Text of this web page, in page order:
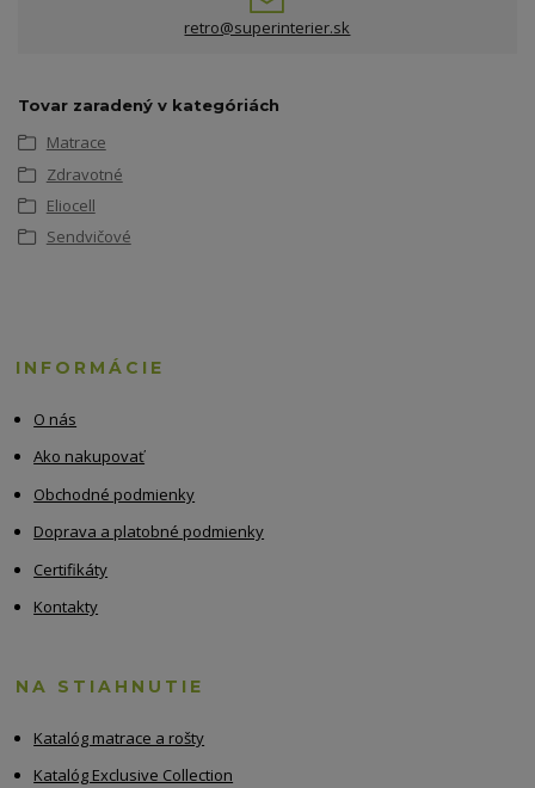
retro@superinterier.sk
Tovar zaradený v kategóriách
Matrace
Zdravotné
Eliocell
Sendvičové
INFORMÁCIE
O nás
Ako nakupovať
Obchodné podmienky
Doprava a platobné podmienky
Certifikáty
Kontakty
NA STIAHNUTIE
Katalóg matrace a rošty
Katalóg Exclusive Collection